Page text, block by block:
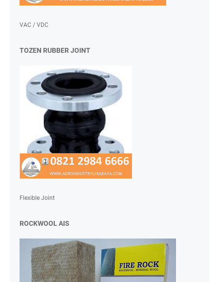
VAC / VDC
TOZEN RUBBER JOINT
Flexible Joint
ROCKWOOL AIS